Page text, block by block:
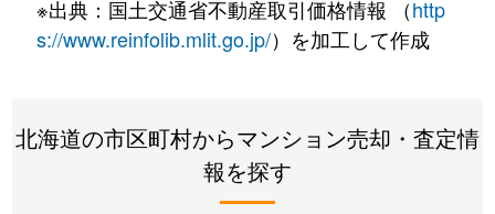
※出典：国土交通省不動産取引価格情報 （http
s://www.reinfolib.mlit.go.jp/）を加工して作成
北海道の市区町村からマンション売却・査定情
報を探す